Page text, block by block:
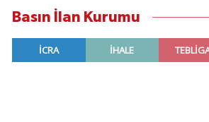
Basın İlan Kurumu